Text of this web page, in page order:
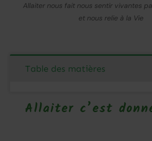
Allaiter nous fait nous sentir vivantes
et nous relie à la Vie
Table des matières
Allaiter c’est